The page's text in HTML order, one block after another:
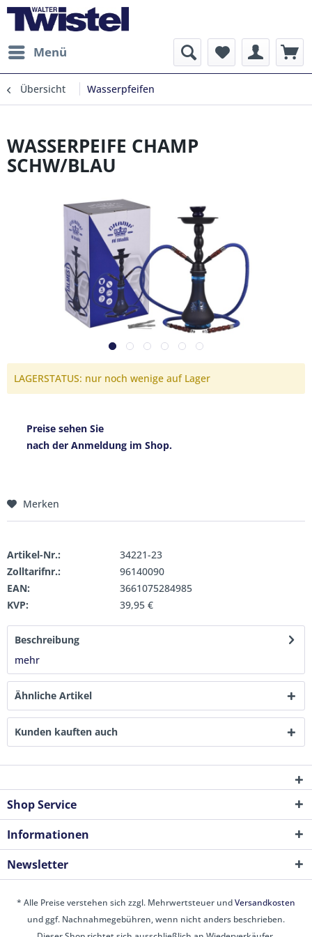
Menü
Übersicht Wasserpfeifen
WASSERPEIFE CHAMP
SCHW/BLAU
LAGERSTATUS: nur noch wenige auf Lager
Preise sehen Sie
nach der Anmeldung im Shop.
Merken
Artikel-Nr.:
34221-23
Zolltarifnr.:
96140090
EAN:
3661075284985
KVP:
39,95 €
Beschreibung
mehr
Ähnliche Artikel
Kunden kauften auch
Shop Service
Informationen
Newsletter
* Alle Preise verstehen sich zzgl. Mehrwertsteuer undVersandkosten
und ggf. Nachnahmegebühren, wenn nicht anders beschrieben.